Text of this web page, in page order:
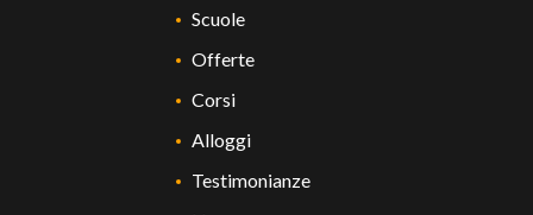
Scuole
Offerte
Corsi
Alloggi
Testimonianze